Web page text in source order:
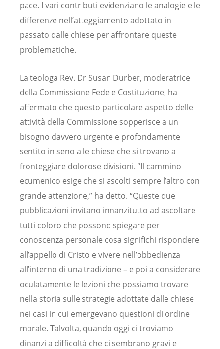
pace. I vari contributi evidenziano le analogie e le
differenze nell’atteggiamento adottato in
passato dalle chiese per affrontare queste
problematiche.
La teologa Rev. Dr Susan Durber, moderatrice
della Commissione Fede e Costituzione, ha
affermato che questo particolare aspetto delle
attività della Commissione sopperisce a un
bisogno davvero urgente e profondamente
sentito in seno alle chiese che si trovano a
fronteggiare dolorose divisioni. “Il cammino
ecumenico esige che si ascolti sempre l’altro con
grande attenzione,” ha detto. “Queste due
pubblicazioni invitano innanzitutto ad ascoltare
tutti coloro che possono spiegare per
conoscenza personale cosa significhi rispondere
all’appello di Cristo e vivere nell’obbedienza
all’interno di una tradizione – e poi a considerare
oculatamente le lezioni che possiamo trovare
nella storia sulle strategie adottate dalle chiese
nei casi in cui emergevano questioni di ordine
morale. Talvolta, quando oggi ci troviamo
dinanzi a difficoltà che ci sembrano gravi e